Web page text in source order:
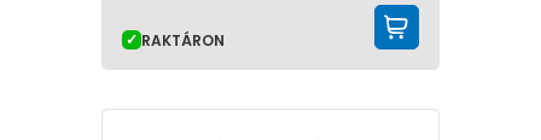
RAKTÁRON